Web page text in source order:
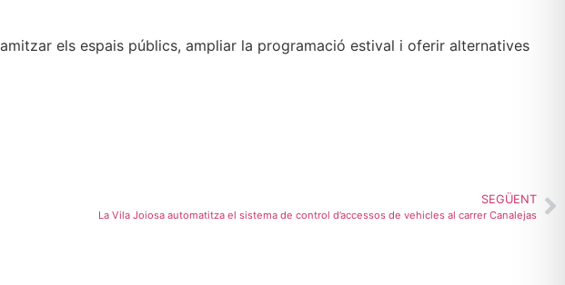
els espais públics, ampliar la programació estival i oferir alternatives
SEGÜENT
La Vila Joiosa automatitza el sistema de control d’accessos de vehicles al carrer Canalejas